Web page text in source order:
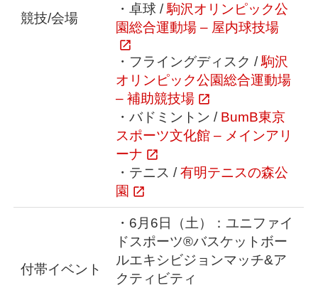
競技/会場
・卓球 /駒沢オリンピック公
園総合運動場 – 屋内球技場
・フライングディスク /駒沢
オリンピック公園総合運動場
– 補助競技場
・バドミントン / BumB東京
スポーツ文化館 – メインアリ
ーナ
・テニス /有明テニスの森公
園
付帯イベント
・6月6日（土）：ユニファイ
ドスポーツ®︎バスケットボー
ルエキシビジョンマッチ&ア
クティビティ